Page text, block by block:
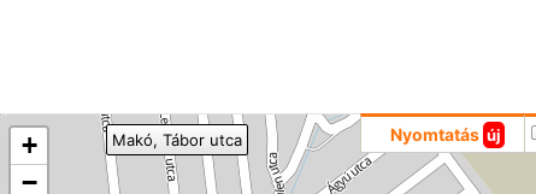
+
−
Nyomtatás új
Makó, Tábor utca